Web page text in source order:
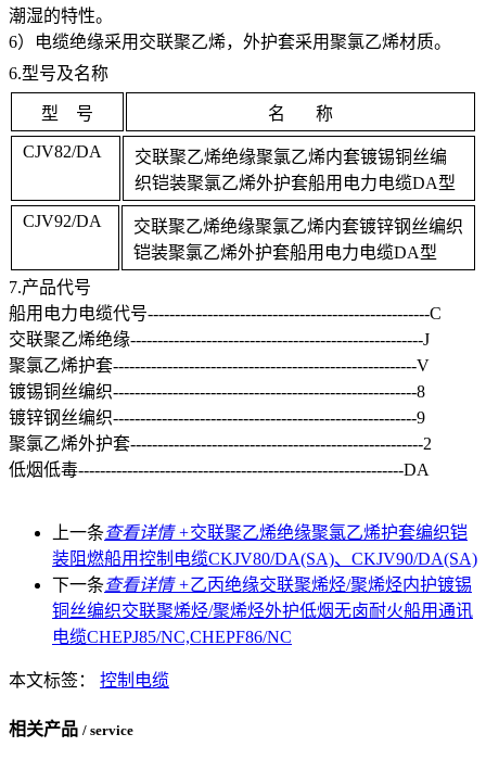
潮湿的特性。
6）电缆绝缘采用交联聚乙烯，外护套采用聚氯乙烯材质。
6.型号及名称
型 号 名 称
CJV82/DA
交联聚乙烯绝缘聚氯乙烯内套镀锡铜丝编
织铠装聚氯乙烯外护套船用电力电缆DA型
CJV92/DA
交联聚乙烯绝缘聚氯乙烯内套镀锌钢丝编织
铠装聚氯乙烯外护套船用电力电缆DA型
7.产品代号
船用电力电缆代号----------------------------------------------------C
交联聚乙烯绝缘------------------------------------------------------J
聚氯乙烯护套--------------------------------------------------------V
镀锡铜丝编织--------------------------------------------------------8
镀锌钢丝编织--------------------------------------------------------9
聚氯乙烯外护套------------------------------------------------------2
低烟低毒------------------------------------------------------------DA
上一条查看详情 +交联聚乙烯绝缘聚氯乙烯护套编织铠
装阻燃船用控制电缆CKJV80/DA(SA)、CKJV90/DA(SA)
下一条查看详情 +乙丙绝缘交联聚烯烃/聚烯烃内护镀锡
铜丝编织交联聚烯烃/聚烯烃外护低烟无卤耐火船用通讯
电缆CHEPJ85/NC,CHEPF86/NC
本文标签： 控制电缆
相关产品 / service